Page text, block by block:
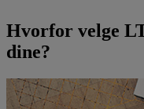
Hvorfor velge
dine?